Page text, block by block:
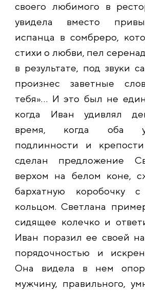
своего любимого в
увидела вместо
испанца в сомбреро,
стихи о любви, пел
в результате, под звуки
произнес заветные
тебя»… И это был не
когда Иван удивлял
время, когда оба
подлинности и
сделан предложение
верхом на белом коне,
бархатную коробочку с
кольцом. Светлана
сидящее колечко и
Иван поразил ее своей
порядочностью и
Она видела в нем
мужчину, правильного,